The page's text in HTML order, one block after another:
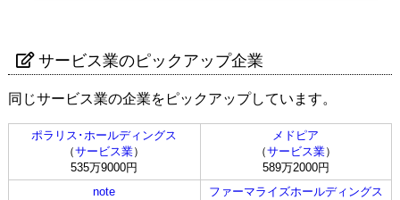
サービス業のピックアップ企業
同じサービス業の企業をピックアップしています。
ポラリス･ホールディングス
（サービス業）
535万9000円
メドピア
（サービス業）
589万2000円
note
ファーマライズホールディングス